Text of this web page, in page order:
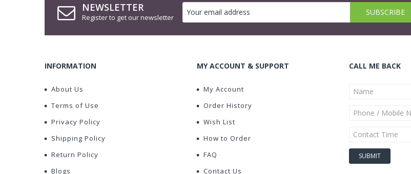
NEWSLETTER
Register to get our newsletter
INFORMATION
About Us
Terms of Use
Privacy Policy
Shipping Policy
Return Policy
Blogs
MY ACCOUNT & SUPPORT
My Account
Order History
Wish List
How to Order
FAQ
Contact Us
CALL ME BACK